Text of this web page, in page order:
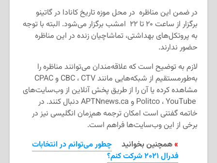
در ضمن این مناظره در محل موزه تاریخ کانادا در گاتینو
برگزار از ساعت ۲۰ تا ۲۲ امشب برگزار می‌شود. البته با توجه
به پروتکل‌های بهداشتی، تماشاچیان زنده در این مناظره
حضور ندارند.
لازم به توضیح است که علاقه‌مندان می‌توانند مناظره را
به‌طورمستقیم از شبکه‌هایی مانند CBC ، CTV و CPAC
مشاهده کرده یا آن را از طریق پخش آنلاین از وب‌سایت‌های
Politco ، YouTube و APTNnews.ca دنبال کنند. در
خاتمه گفتنی است امکان ترجمه هم‌زمان انگلیسی نیز در
برخی از این وب‌سایت‌ها فراهم است.
»همچنین بخوانید چطور می‌توانم در انتخابات
فدرال ۲۰۲۱ شرکت کنم؟